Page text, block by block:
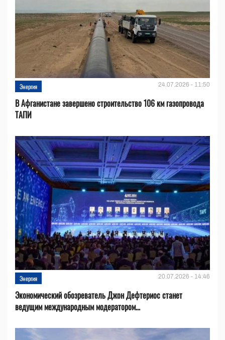
Энергия 24.07.2026 - 11:50
В Афганистане завершено строительство 106 км газопровода
ТАПИ
Энергия 20.07.2026 - 14:46
Экономический обозреватель Джон Дефтериос станет
ведущим международным модератором...